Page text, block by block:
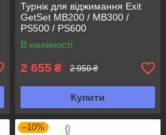
Турнік для віджимання Exit
GetSet MB200 / MB300 /
PS500 / PS600
В наявності
2 655 ₴ 2 950 ₴
Купити
–10%